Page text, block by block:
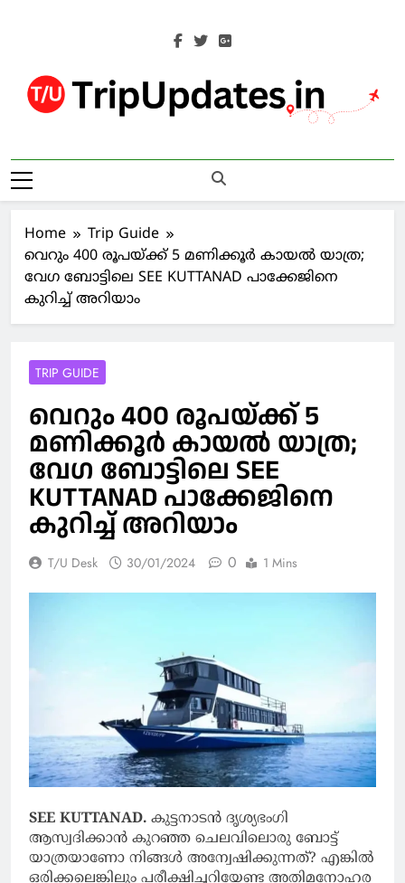
Trip Updates
Home
Trip Guide
വെറും 400 രൂപയ്ക്ക് 5 മണിക്കൂര്‍ കായല്‍ യാത്ര;
വേഗ ബോട്ടിലെ SEE KUTTANAD പാക്കേജിനെ
കുറിച്ച് അറിയാം
TRIP GUIDE
വെറും 400 രൂപയ്ക്ക് 5
മണിക്കൂര്‍ കായല്‍ യാത്ര;
വേഗ ബോട്ടിലെ SEE
KUTTANAD പാക്കേജിനെ
കുറിച്ച് അറിയാം
T/U Desk 30/01/2024 0 1 Mins
SEE KUTTANAD. കുട്ടനാടന്‍ ദൃശ്യഭംഗി
ആസ്വദിക്കാന്‍ കുറഞ്ഞ ചെലവിലൊരു ബോട്ട്
യാത്രയാണോ നിങ്ങള്‍ അന്വേഷിക്കുന്നത്? എങ്കില്‍
ഒരിക്കലെങ്കിലും പരീക്ഷിച്ചറിയേണ്ട അതിമനോഹര